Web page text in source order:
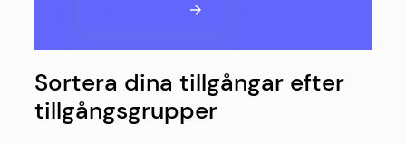
Sortera dina tillgångar efter
tillgångsgrupper